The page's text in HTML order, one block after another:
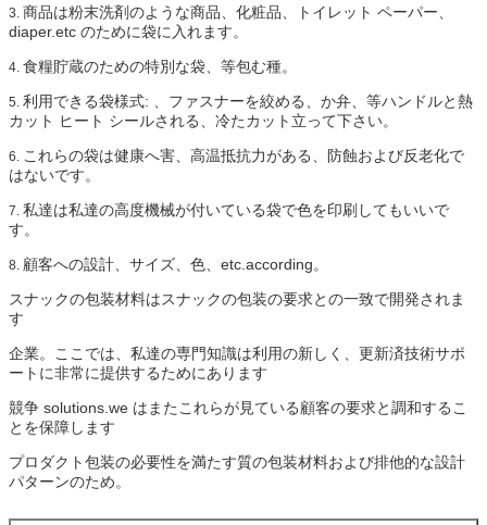
3. 商品は粉末洗剤のような商品、化粧品、トイレット ペーパー、
diaper.etc のために袋に入れます。
4. 食糧貯蔵のための特別な袋、等包む種。
5. 利用できる袋様式: 、ファスナーを絞める、か弁、等ハンドルと熱
カット ヒート シールされる、冷たカット立って下さい。
6. これらの袋は健康へ害、高温抵抗力がある、防蝕および反老化で
はないです。
7. 私達は私達の高度機械が付いている袋で色を印刷してもいいで
す。
8. 顧客への設計、サイズ、色、etc.according。
スナックの包装材料はスナックの包装の要求との一致で開発されま
す
企業。ここでは、私達の専門知識は利用の新しく、更新済技術サポ
ートに非常に提供するためにあります
競争 solutions.we はまたこれらが見ている顧客の要求と調和するこ
とを保障します
プロダクト包装の必要性を満たす質の包装材料および排他的な設計
パターンのため。